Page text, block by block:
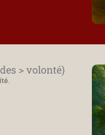
> volonté)
.